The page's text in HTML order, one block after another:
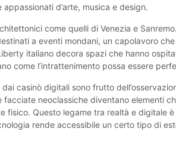
d’arte, musica e design.
come quelli di Venezia e
a eventi mondani, un capolavoro
italiano decora spazi che hanno
come l’intrattenimento possa essere
casinò digitali sono frutto
facciate neoclassiche diventano elementi
fisico. Questo legame tra realtà e digitale
rende accessibile un certo tipo di